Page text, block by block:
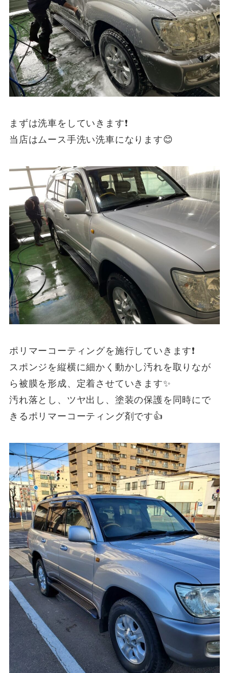
まずは洗車をしていきます❗️
当店はムース手洗い洗車になります😊
ポリマーコーティングを施行していきます❗️
スポンジを縦横に細かく動かし汚れを取りなが
ら被膜を形成、定着させていきます✨
汚れ落とし、ツヤ出し、塗装の保護を同時にで
きるポリマーコーティング剤です👍